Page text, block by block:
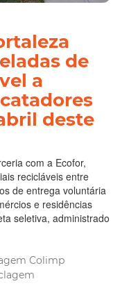
de
a
deste
com a Ecofor,
recicláveis entre
de entrega voluntária
e residências
seletiva, administrado
Colimp